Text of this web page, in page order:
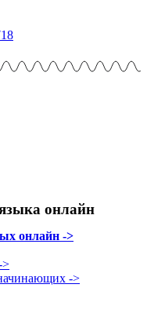
онлайн
онлайн ->
>
->